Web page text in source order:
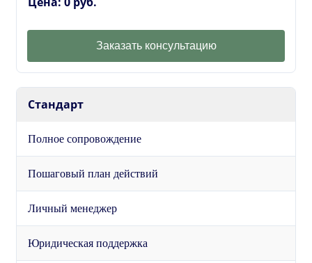
Заказать консультацию
Стандарт
Полное сопровождение
Пошаговый план действий
Личный менеджер
Юридическая поддержка